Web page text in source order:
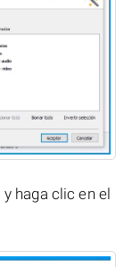
haga clic en el